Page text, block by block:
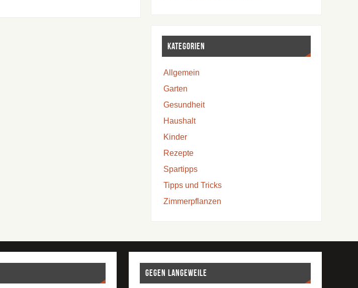
Kategorien
Allgemein
Garten
Gesundheit
Haushalt
Kinder
Rezepte
Spartipps
Tipps und Tricks
Zimmerpflanzen
Gegen Langeweile